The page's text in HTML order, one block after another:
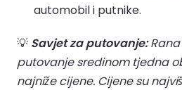
automobil i putnike.
💡 Savjet za putovanje:Rana
putovanje sredinom tjedna
najniže cijene. Cijene su